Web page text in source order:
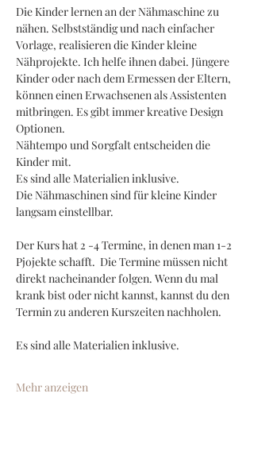
Die Kinder lernen an der Nähmaschine zu
nähen. Selbstständig und nach einfacher
Vorlage, realisieren die Kinder kleine
Nähprojekte. Ich helfe ihnen dabei. Jüngere
Kinder oder nach dem Ermessen der Eltern,
können einen Erwachsenen als Assistenten
mitbringen. Es gibt immer kreative Design
Optionen.
Nähtempo und Sorgfalt entscheiden die
Kinder mit.
Es sind alle Materialien inklusive.
Die Nähmaschinen sind für kleine Kinder
langsam einstellbar.
Der Kurs hat 2 -4 Termine, in denen man 1-2
Pjojekte schafft.  Die Termine müssen nicht
direkt nacheinander folgen. Wenn du mal
krank bist oder nicht kannst, kannst du den
Termin zu anderen Kurszeiten nachholen.
Es sind alle Materialien inklusive.
Mehr anzeigen